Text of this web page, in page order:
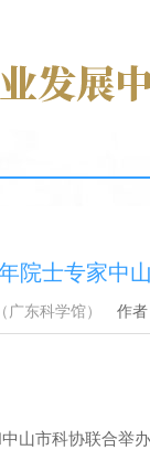
院士专家中
东科学馆） 作
山市科协联合举